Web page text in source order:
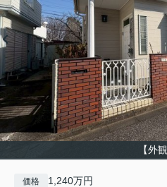
【外観
価格 1,240万円